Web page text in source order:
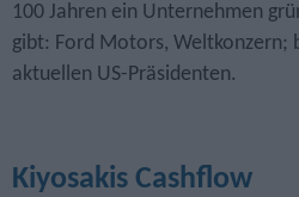
100 Jahren ein Unternehmen
gibt: Ford Motors, Weltkonzern;
aktuellen US-Präsidenten.
Kiyosakis Cashflow